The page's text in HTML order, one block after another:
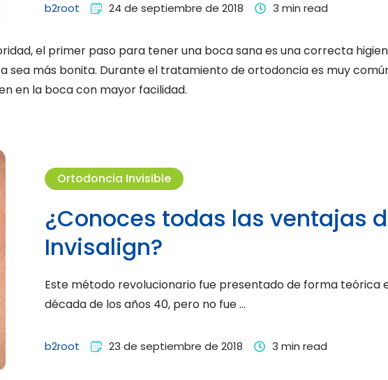
b2root 24 de septiembre de 2018 3 min read
el primer paso para tener una boca sana es una correcta
sea más bonita. Durante el tratamiento de ortodoncia es muy
en la boca con mayor facilidad.
Ortodoncia Invisible
¿Conoces todas las ventajas
Invisalign?
Este método revolucionario fue presentado de forma teórica
década de los años 40, pero no fue …
b2root 23 de septiembre de 2018 3 min read